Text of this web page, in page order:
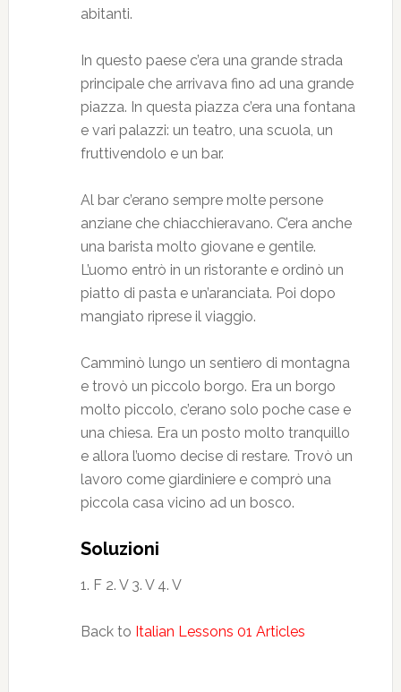
abitanti.
In questo paese c’era una grande strada
principale che arrivava fino ad una grande
piazza. In questa piazza c’era una fontana
e vari palazzi: un teatro, una scuola, un
fruttivendolo e un bar.
Al bar c’erano sempre molte persone
anziane che chiacchieravano. C’era anche
una barista molto giovane e gentile.
L’uomo entrò in un ristorante e ordinò un
piatto di pasta e un’aranciata. Poi dopo
mangiato riprese il viaggio.
Camminò lungo un sentiero di montagna
e trovò un piccolo borgo. Era un borgo
molto piccolo, c’erano solo poche case e
una chiesa. Era un posto molto tranquillo
e allora l’uomo decise di restare. Trovò un
lavoro come giardiniere e comprò una
piccola casa vicino ad un bosco.
Soluzioni
1. F 2. V 3. V 4. V
Back to Italian Lessons 01 Articles